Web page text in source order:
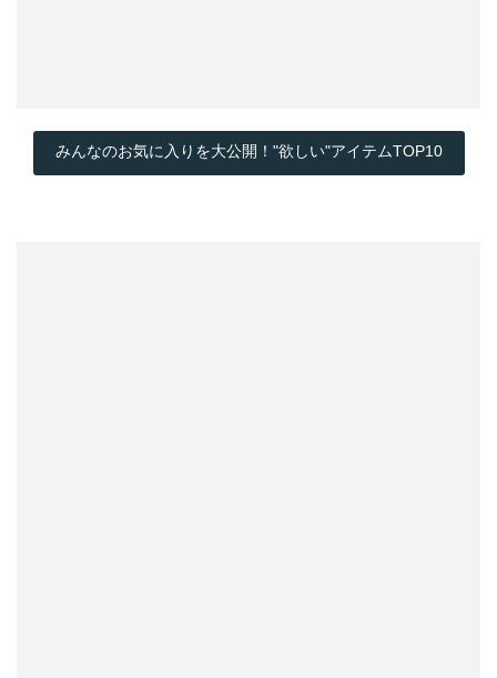
みんなのお気に入りを大公開！"欲しい"アイテムTOP10